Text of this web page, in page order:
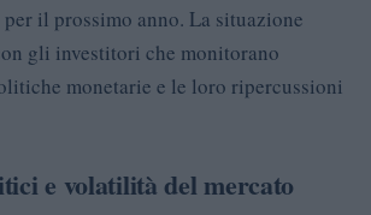
il prossimo anno. La situazione
gli investitori che monitorano
monetarie e le loro ripercussioni
e volatilità del mercato